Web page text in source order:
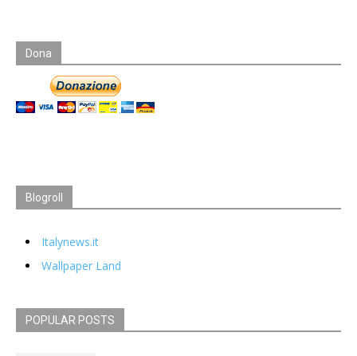
Dona
Blogroll
Italynews.it
Wallpaper Land
POPULAR POSTS